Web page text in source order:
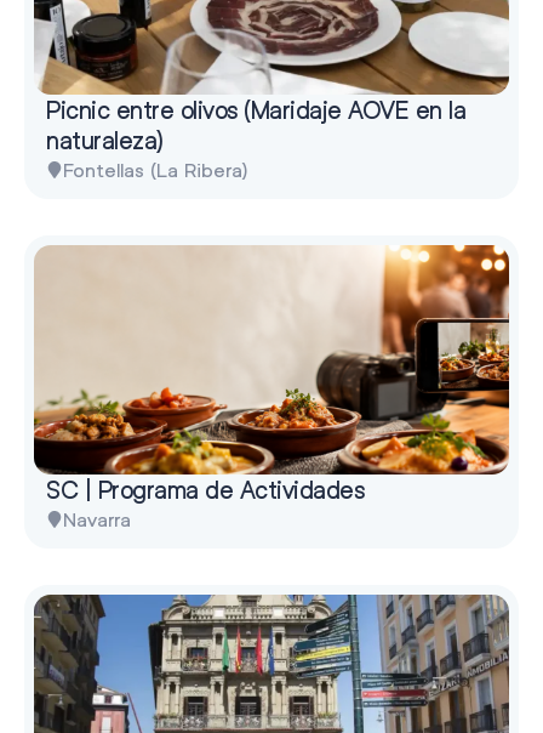
Picnic entre olivos (Maridaje AOVE en la
naturaleza)
Fontellas (La Ribera)
SC | Programa de Actividades
Navarra